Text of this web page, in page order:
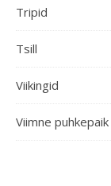
Tripid
Tsill
Viikingid
Viimne puhkepaik